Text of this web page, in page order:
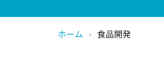
ホーム › 食品開発